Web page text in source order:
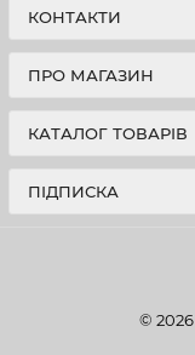
КОНТАКТИ
ПРО МАГАЗИН
КАТАЛОГ ТОВАРІВ
ПІДПИСКА
© 2026